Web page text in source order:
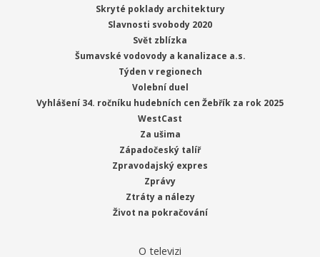
Skryté poklady architektury
Slavnosti svobody 2020
Svět zblízka
Šumavské vodovody a kanalizace a.s.
Týden v regionech
Volební duel
Vyhlášení 34. ročníku hudebních cen Žebřík za rok 2025
WestCast
Za ušima
Západočeský talíř
Zpravodajský expres
Zprávy
Ztráty a nálezy
Život na pokračování
O televizi